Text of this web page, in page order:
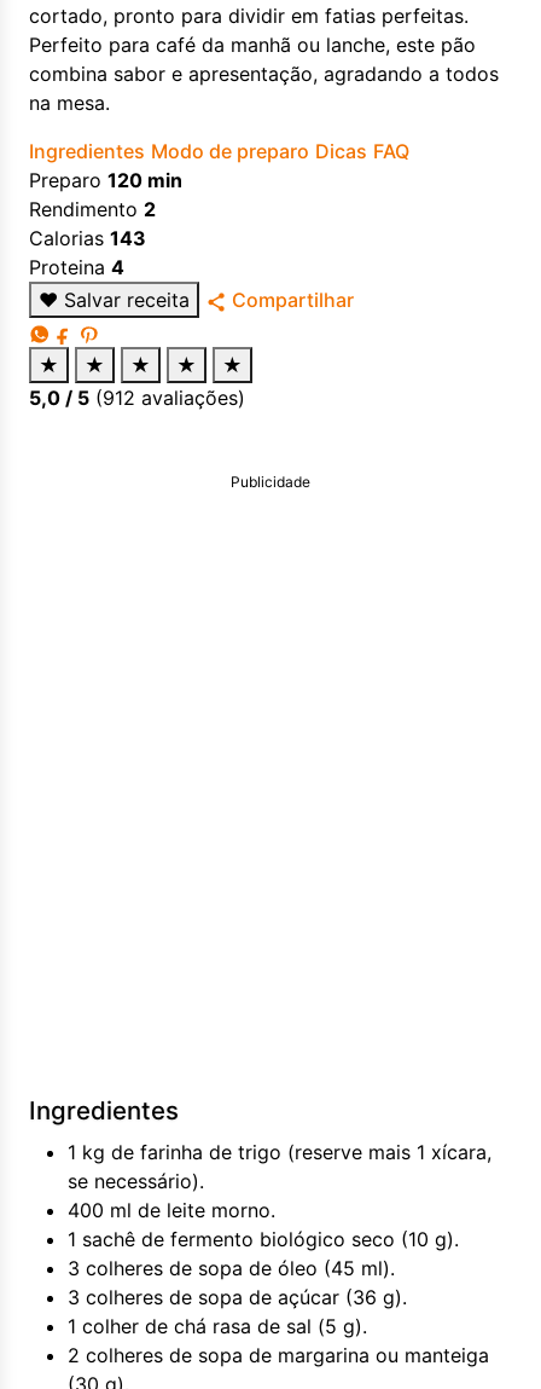
cortado, pronto para dividir em fatias perfeitas.
Perfeito para café da manhã ou lanche, este pão
combina sabor e apresentação, agradando a todos
na mesa.
Ingredientes Modo de preparo Dicas FAQ
Preparo 120 min
Rendimento 2
Calorias 143
Proteina 4
♥ Salvar receita Compartilhar
★ ★ ★ ★
★
5,0 / 5 (912 avaliações)
Publicidade
Ingredientes
1 kg de farinha de trigo (reserve mais 1 xícara,
se necessário).
400 ml de leite morno.
1 sachê de fermento biológico seco (10 g).
3 colheres de sopa de óleo (45 ml).
3 colheres de sopa de açúcar (36 g).
1 colher de chá rasa de sal (5 g).
2 colheres de sopa de margarina ou manteiga
(30 g).